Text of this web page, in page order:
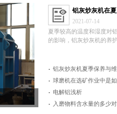
铝灰炒灰机在
2021-07-14
夏季较高的温度和湿度对
的影响，铝灰炒灰机的养
. 铝灰炒灰机夏季保养与
. 球磨机在选矿作业中是
. 电解铝浅析
.
入磨物料含水量的多少